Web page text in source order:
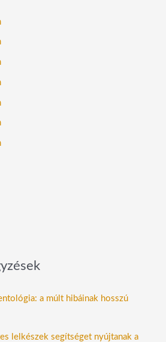
a múlt hibáinak hosszú
lelkészek segítséget nyújtanak a